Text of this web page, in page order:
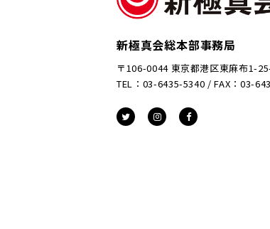
新極真会総本部事務局
〒106-0044 東京都港区東麻布1-
TEL：03-6435-5340 / FAX：03-